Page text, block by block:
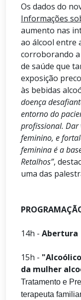
Os dados do
Informações
aumento nas
ao álcool entre
corroborando
de saúde que
exposição
às bebidas
doença
entorno do
profissional.
feminino, e
feminina é a
Retalhos”,
uma das
14h - Abertura
15h -
da mulher
Tratamento e
terapeuta